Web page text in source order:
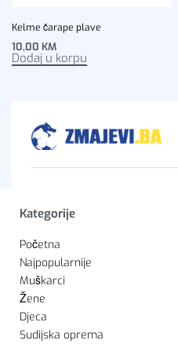
Kelme čarape plave
10,00 KM
Dodaj u korpu
Kategorije
Početna
Najpopularnije
Muškarci
Žene
Djeca
Sudijska oprema